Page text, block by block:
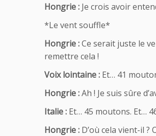
Hongrie : Je crois avoir
*Le vent souffle*
Hongrie :Ce serait juste le
remettre cela !
Voix lointaine : Et… 41
Hongrie :Ah ! Je suis sûre
Italie : Et… 45 moutons. Et…
Hongrie : D’où cela vient-il ?